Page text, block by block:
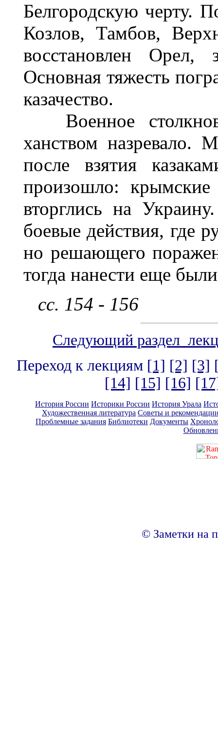
Белгородскую черту.
Козлов, Тамбов,
восстановлен Орел,
Основная тяжесть
казачество.
Военное
ханством назревало.
после взятия
произошло:
вторглись на
боевые действия, где
но решающего
тогда нанести еще
сс. 154 - 156
Следующий раздел
Переход к лекциям [1] [2] [3]
[14] [15] [16]
История России Историки России История Урала
Художественная литература Советы и
Проблемные задания Библиотеки Документы
© Заметки на